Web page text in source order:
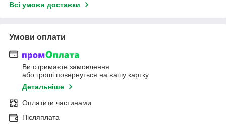
Всі умови доставки
Умови оплати
Ви отримаєте замовлення
або гроші повернуться на вашу картку
Детальніше
Оплатити частинами
Післяплата